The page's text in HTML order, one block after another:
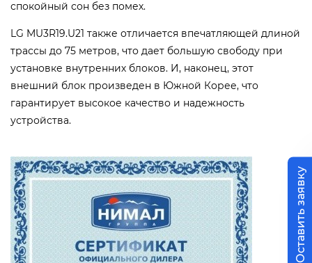
спокойный сон без помех.
LG MU3R19.U21 также отличается впечатляющей длиной
трассы до 75 метров, что дает большую свободу при
установке внутренних блоков. И, наконец, этот
внешний блок произведен в Южной Корее, что
гарантирует высокое качество и надежность
устройства.
Оставить заявку